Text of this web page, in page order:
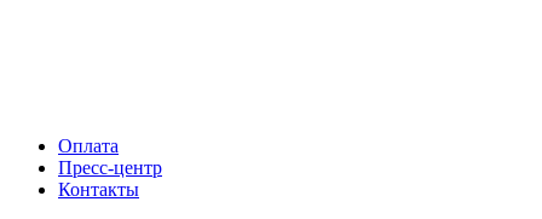
Оплата
Пресс-центр
Контакты